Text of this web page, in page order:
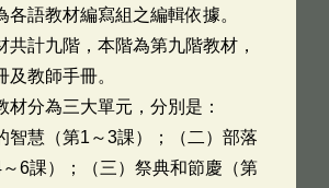
各語教材編寫組之編輯依據。
共計九階，本階為第九階教材，
及教師手冊。
材分為三大單元，分別是：
智慧（第1～3課）；（二）部落
6課）；（三）祭典和節慶（第